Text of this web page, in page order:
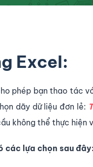
Excel:
phép bạn thao tác
dãy dữ liệu đơn lẻ:
không thể thực hiện
các lựa chọn sau đây: